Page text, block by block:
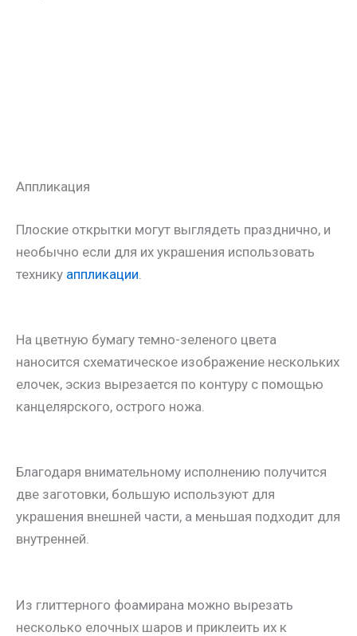
Аппликация
Плоские открытки могут выглядеть празднично, и
необычно если для их украшения использовать
технику аппликации
На цветную бумагу темно-зеленого цвета
наносится схематическое изображение нескольких
елочек, эскиз вырезается по контуру с помощью
канцелярского, острого ножа.
Благодаря внимательному исполнению получится
две заготовки, большую используют для
украшения внешней части, а меньшая подходит для
внутренней.
Из глиттерного фоамирана можно вырезать
несколько елочных шаров и приклеить их к